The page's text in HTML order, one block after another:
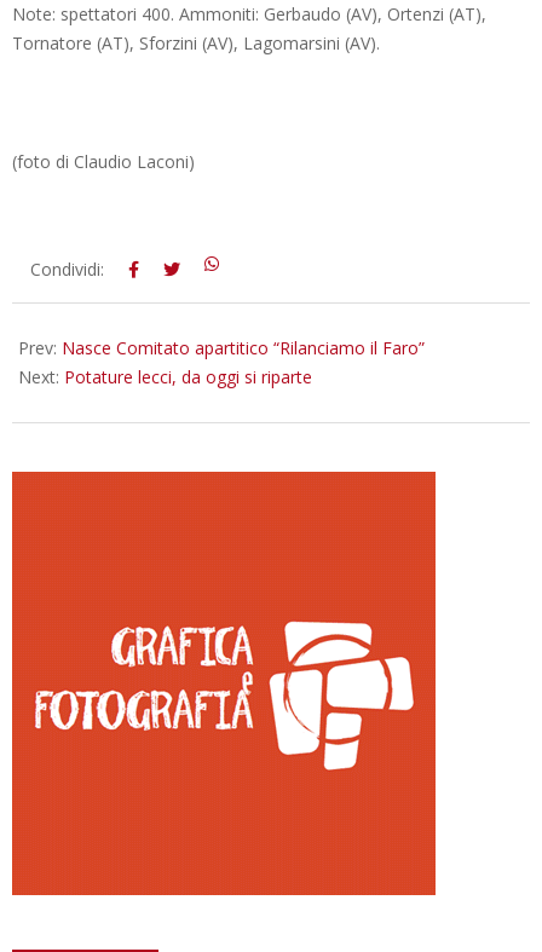
Note: spettatori 400. Ammoniti: Gerbaudo (AV), Ortenzi (AT),
Tornatore (AT), Sforzini (AV), Lagomarsini (AV).
(foto di Claudio Laconi)
2018-
Condividi:
Prev: Nasce Comitato apartitico “Rilanciamo il Faro”
Next: Potature lecci, da oggi si riparte